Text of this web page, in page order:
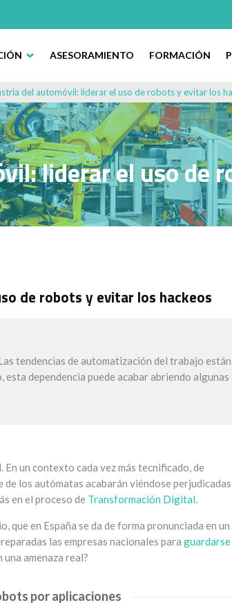
ASESORAMIENTO FORMACIÓN
del automóvil: liderar el uso de robots y evitar los
liderar el uso de
de robots y evitar los hackeos
tendencias de automatización del trabajo están
esta dependencia puede acabar abriendo algunas
. En un contexto cada vez más tecnificado, de
los autómatas acabarán viéndose perjudicadas
en el proceso de Transformación Digital.
en España se da de forma pronunciada en un
las empresas nacionales para guardarse
una amenaza real?
por aplicaciones